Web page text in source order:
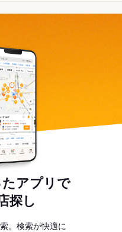
アプリで
探し
。検索が快適に